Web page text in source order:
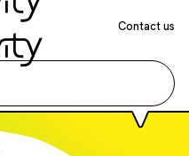
Contact us